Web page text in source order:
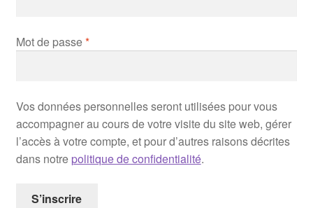
Mot de passe*Obligatoire
Vos données personnelles seront utilisées pour vous
accompagner au cours de votre visite du site web, gérer
l’accès à votre compte, et pour d’autres raisons décrites
dans notre politique de confidentialité.
S’inscrire